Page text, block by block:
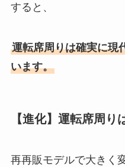
すると、
運転席周りは確実に現
います。
【進化】運転席周り
再再販モデルで大きく